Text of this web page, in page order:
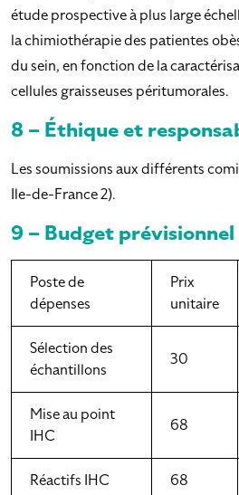
étude prospective à plus large
la chimiothérapie des patientes
du sein, en fonction de la
cellules graisseuses péritumorales.
8 – Éthique et
Les soumissions aux différents
Ile-de-France 2).
9 – Budget prévisionnel
Poste de
dépenses
Prix
unitaire
Sélection des
échantillons
30
Mise au point
IHC
68
Réactifs IHC 68